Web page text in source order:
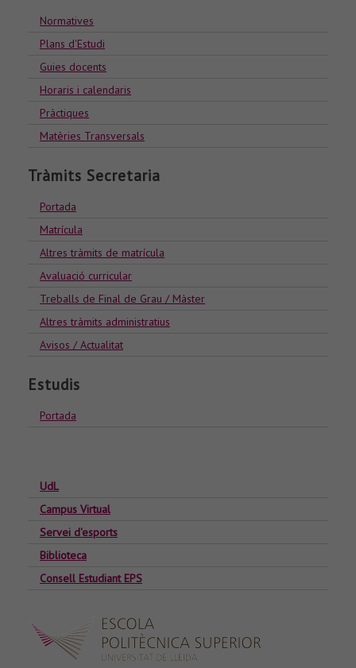
Normatives
Plans d'Estudi
Guies docents
Horaris i calendaris
Pràctiques
Matèries Transversals
Tràmits Secretaria
Portada
Matrícula
Altres tràmits de matrícula
Avaluació curricular
Treballs de Final de Grau / Màster
Altres tràmits administratius
Avisos / Actualitat
Estudis
Portada
UdL
Campus Virtual
Servei d'esports
Biblioteca
Consell Estudiant EPS